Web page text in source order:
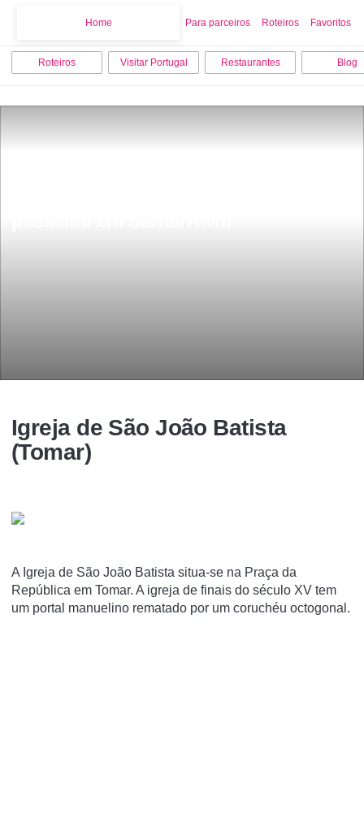
Home Para parceiros Roteiros Favoritos
Roteiros Visitar Portugal Restaurantes Blog
Igreja de São João Batista
(Tomar)
A Igreja de São João Batista situa-se na Praça da
República em Tomar. A igreja de finais do século XV tem
um portal manuelino rematado por um coruchéu octogonal.